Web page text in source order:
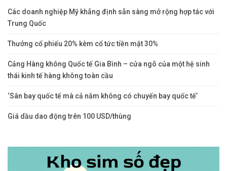
Các doanh nghiệp Mỹ khẳng định sẵn sàng mở rộng hợp tác với
Trung Quốc
Thưởng cổ phiếu 20% kèm cổ tức tiền mặt 30%
Cảng Hàng không Quốc tế Gia Bình – cửa ngõ của một hệ sinh
thái kinh tế hàng không toàn cầu
‘Sân bay quốc tế mà cả năm không có chuyến bay quốc tế’
Giá dầu dao động trên 100 USD/thùng